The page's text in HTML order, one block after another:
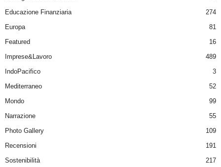
Educazione Finanziaria
274
Europa
81
Featured
16
Imprese&Lavoro
489
IndoPacifico
3
Mediterraneo
52
Mondo
99
Narrazione
55
Photo Gallery
109
Recensioni
191
Sostenibilità
217